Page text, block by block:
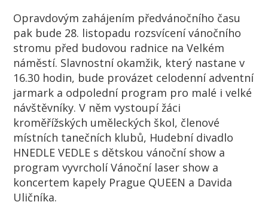
Opravdovým zahájením předvánočního času
pak bude 28. listopadu rozsvícení vánočního
stromu před budovou radnice na Velkém
náměstí. Slavnostní okamžik, který nastane v
16.30 hodin, bude provázet celodenní adventní
jarmark a odpolední program pro malé i velké
návštěvníky. V něm vystoupí žáci
kroměřížských uměleckých škol, členové
místních tanečních klubů, Hudební divadlo
HNEDLE VEDLE s dětskou vánoční show a
program vyvrcholí Vánoční laser show a
koncertem kapely Prague QUEEN a Davida
Uličníka.